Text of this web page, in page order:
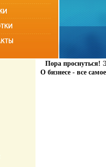
Пора проснуться!
О бизнесе - все